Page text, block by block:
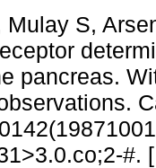
Mulay S,
pancreas.
#.